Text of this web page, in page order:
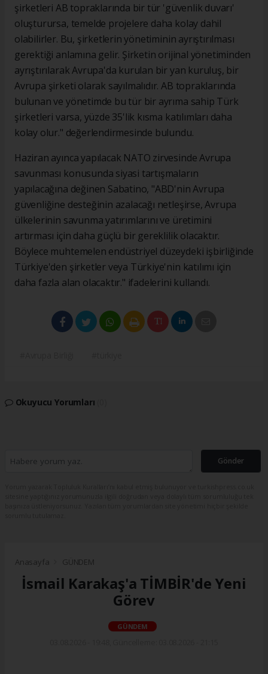
şirketleri AB topraklarında bir tür 'güvenlik duvarı'
oluşturursa, temelde projelere daha kolay dahil
olabilirler. Bu, şirketlerin yönetiminin ayrıştırılması
gerektiği anlamına gelir. Şirketin orijinal yönetiminden
ayrıştırılarak Avrupa'da kurulan bir yan kuruluş, bir
Avrupa şirketi olarak sayılmalıdır. AB topraklarında
bulunan ve yönetimde bu tür bir ayrıma sahip Türk
şirketleri varsa, yüzde 35'lik kısma katılımları daha
kolay olur." değerlendirmesinde bulundu.
Haziran ayınca yapılacak NATO zirvesinde Avrupa
savunması konusunda siyasi tartışmaların
yapılacağına değinen Sabatino, "ABD'nin Avrupa
güvenliğine desteğinin azalacağı netleşirse, Avrupa
ülkelerinin savunma yatırımlarını ve üretimini
artırması için daha güçlü bir gereklilik olacaktır.
Böylece muhtemelen endüstriyel düzeydeki işbirliğinde
Türkiye'den şirketler veya Türkiye'nin katılımı için
daha fazla alan olacaktır." ifadelerini kullandı.
Okuyucu Yorumları
Gönder
Anasayfa GÜNDEM
İsmail Karakaş'a TİMBİR'de Yeni
Görev
GÜNDEM